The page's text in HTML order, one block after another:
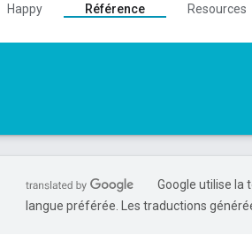
Happy Référence
Resources
Google utilise la
langue préférée. Les traductions